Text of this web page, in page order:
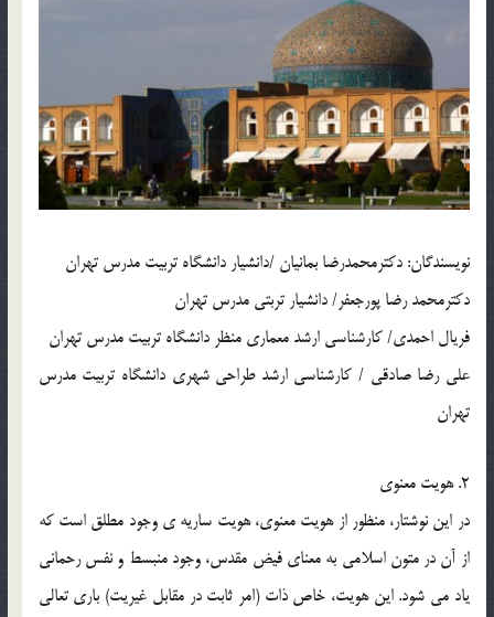
نویسندگان: دکترمحمدرضا بمانیان /دانشیار دانشگاه تربیت مدرس تهران
دکترمحمد رضا پورجعفر/ دانشیار تربتی مدرس تهران
فریال احمدی/ کارشناسی ارشد معماری منظر دانشگاه تربیت مدرس تهران
علی رضا صادقی / کارشناسی ارشد طراحی شهری دانشگاه تربیت مدرس
تهران
2. هویت معنوی
در این نوشتار، منظور از هویت معنوی، هویت ساریه ی وجود مطلق است که
از آن در متون اسلامی به معنای فیض مقدس، وجود منبسط و نفس رحمانی
یاد می شود. این هویت، خاص ذات (امر ثابت در مقابل غیریت) باری تعالی